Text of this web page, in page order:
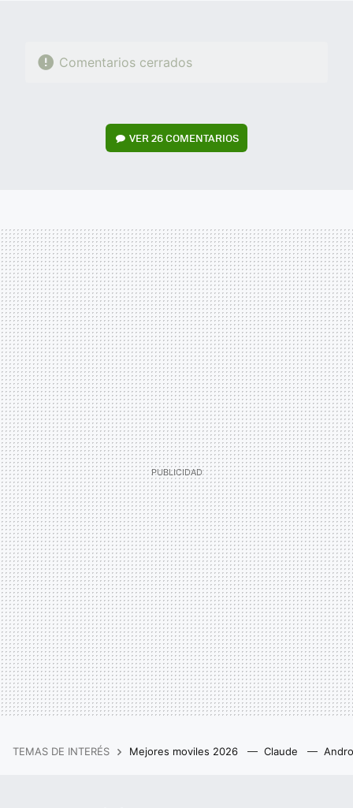
Comentarios cerrados
VER26 COMENTARIOS
TEMAS DE INTERÉS Mejores moviles 2026 Claude